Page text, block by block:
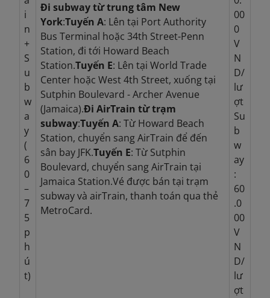
i
n
+
S
u
b
w
a
y
(
6
0
–
7
5
p
h
ú
t)
Đi subway từ trung tâm New
York:Tuyến A: Lên tại Port Authority
Bus Terminal hoặc 34th Street-Penn
Station, đi tới Howard Beach
Station.Tuyến E: Lên tại World Trade
Center hoặc West 4th Street, xuống tại
Sutphin Boulevard - Archer Avenue
(Jamaica).Đi AirTrain từ trạm
subway:Tuyến A: Từ Howard Beach
Station, chuyển sang AirTrain để đến
sân bay JFK.Tuyến E: Từ Sutphin
Boulevard, chuyển sang AirTrain tại
Jamaica Station.Vé được bán tại trạm
subway và airTrain, thanh toán qua thẻ
MetroCard.
00
0
V
N
D/
lư
ợt
Su
b
w
ay
:
60
.0
00
V
N
D/
lư
ợt